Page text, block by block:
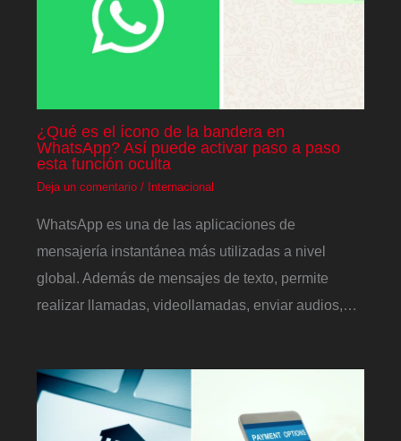
¿Qué es el ícono de la bandera en
WhatsApp? Así puede activar paso a paso
esta función oculta
Deja un comentario / Internacional
WhatsApp es una de las aplicaciones de
mensajería instantánea más utilizadas a nivel
global. Además de mensajes de texto, permite
realizar llamadas, videollamadas, enviar audios,…